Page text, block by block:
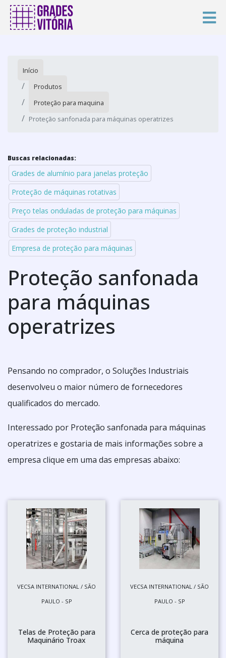
Início
Produtos
Proteção para maquina
Proteção sanfonada para máquinas operatrizes
Buscas relacionadas:
Grades de alumínio para janelas proteção
Proteção de máquinas rotativas
Preço telas onduladas de proteção para máquinas
Grades de proteção industrial
Empresa de proteção para máquinas
Proteção sanfonada
para máquinas
operatrizes
Pensando no comprador, o Soluções Industriais
desenvolveu o maior número de fornecedores
qualificados do mercado.
Interessado por Proteção sanfonada para máquinas
operatrizes e gostaria de mais informações sobre a
empresa clique em uma das empresas abaixo:
VECSA INTERNATIONAL / SÃO
PAULO - SP
Telas de Proteção para
Maquinário Troax
VECSA INTERNATIONAL / SÃO
PAULO - SP
Cerca de proteção para
máquina